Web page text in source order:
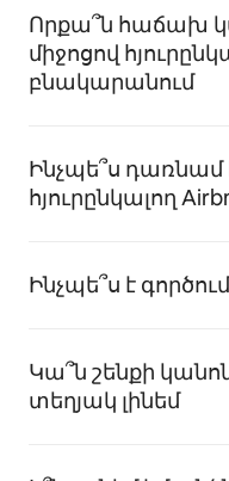
Որքա՞ն հաճախ
միջոցով
բնակարանում
Ինչպե՞ս
հյուրընկալող
Ինչպե՞ս է
Կա՞ն շենքի
տեղյակ լինեմ